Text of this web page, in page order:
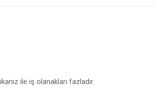
ile iş olanakları fazladır.